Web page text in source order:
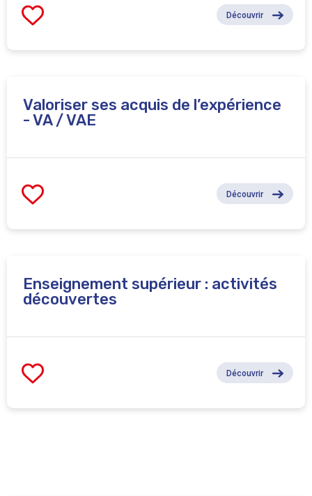
Découvrir
Valoriser ses acquis de l’expérience
- VA / VAE
Découvrir
Enseignement supérieur : activités
découvertes
Découvrir